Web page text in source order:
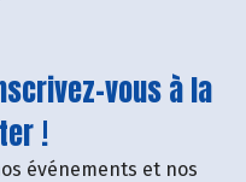
vous à la
!
événements et nos